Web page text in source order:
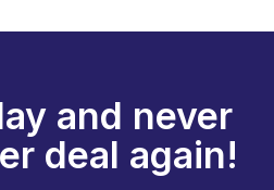
Zo kan jij tevreden naar
and never
deal again!